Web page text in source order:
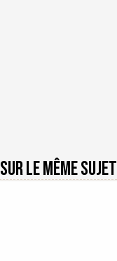
Sur le même sujet